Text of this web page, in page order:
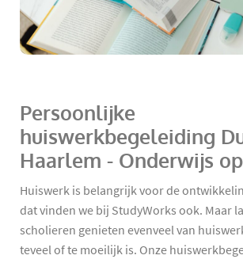
Persoonlijke
huiswerkbegeleiding
Haarlem - Onderwijs
Huiswerk is belangrijk voor de
dat vinden we bij StudyWorks ook. Maar
scholieren genieten evenveel van
teveel of te moeilijk is. Onze